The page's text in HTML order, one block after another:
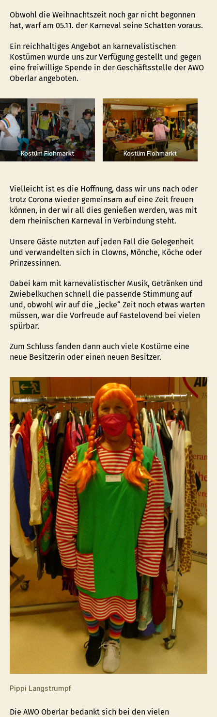
Obwohl die Weihnachtszeit noch gar nicht begonnen
hat, warf am 05.11. der Karneval seine Schatten voraus.
Ein reichhaltiges Angebot an karnevalistischen
Kostümen wurde uns zur Verfügung gestellt und gegen
eine freiwillige Spende in der Geschäftsstelle der AWO
Oberlar angeboten.
Kostüm Flohmarkt Kostüm Flohmarkt
Vielleicht ist es die Hoffnung, dass wir uns nach oder
trotz Corona wieder gemeinsam auf eine Zeit freuen
können, in der wir all dies genießen werden, was mit
dem rheinischen Karneval in Verbindung steht.
Unsere Gäste nutzten auf jeden Fall die Gelegenheit
und verwandelten sich in Clowns, Mönche, Köche oder
Prinzessinnen.
Dabei kam mit karnevalistischer Musik, Getränken und
Zwiebelkuchen schnell die passende Stimmung auf
und, obwohl wir auf die „jecke“ Zeit noch etwas warten
müssen, war die Vorfreude auf Fastelovend bei vielen
spürbar.
Zum Schluss fanden dann auch viele Kostüme eine
neue Besitzerin oder einen neuen Besitzer.
Pippi Langstrumpf
Die AWO Oberlar bedankt sich bei den vielen